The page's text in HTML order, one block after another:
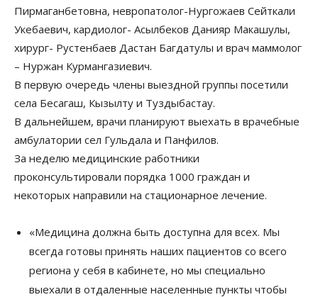
Пирмаганбетовна, невропатолог-Нургожаев Сейткали
Укебаевич, кардиолог- Асылбеков Данияр Макашулы,
хирург- Рустенбаев Дастан Багдатулы и врач маммолог
– Нуржан Курмангазиевич.
В первую очередь члены выездной группы посетили
села Бесагаш, Кызылту и Туздыбастау.
В дальнейшем, врачи планируют выехать в врачебные
амбулатории сел Гульдала и Панфилов.
За неделю медицинские работники
проконсультировали порядка 1000 граждан и
некоторых направили на стационарное лечение.
«Медицина должна быть доступна для всех. Мы
всегда готовы принять наших пациентов со всего
региона у себя в кабинете, но мы специально
выехали в отдаленные населенные пункты чтобы